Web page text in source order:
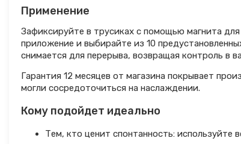
Применение
Зафиксируйте в трусиках с помощью магнита
приложение и выбирайте из 10
снимается для перерыва, возвращая контроль в
Гарантия 12 месяцев от магазина покрывает
могли сосредоточиться на наслаждении.
Кому подойдет идеально
Тем, кто ценит спонтанность: